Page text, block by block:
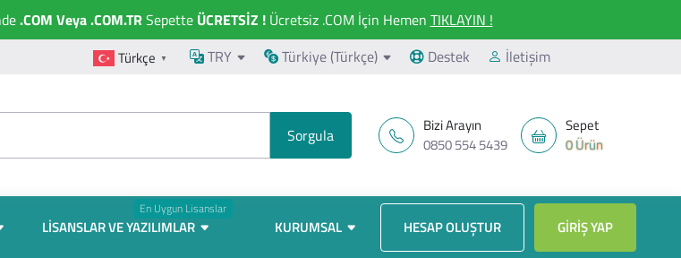
.COM Veya .COM.TRSepette ÜCRETSİZ !Ücretsiz .COM İçin Hemen TIKLAYIN !
Türkçe ▼ TRY Türkiye (Türkçe) Destek İletişim
Bizi Arayın
0850 554 5439
Sepet
0 Ürün
En Uygun Lisanslar
LISANSLAR VE YAZILIMLAR KURUMSAL HESAP OLUŞTUR GIRIŞ YAP